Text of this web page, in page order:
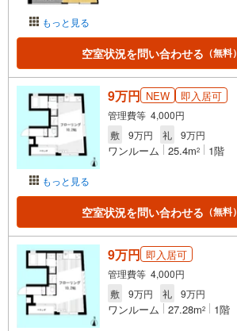
もっと見る
空室状況を問い合わせる （無料）
もっと見る
9万円 NEW 即入居可
管理費等 4,000円
敷
9万円 礼 9万円
ワンルーム 25.4m2 1階
空室状況を問い合わせる （無料）
9万円 即入居可
管理費等 4,000円
敷
9万円 礼 9万円
ワンルーム 27.28m2 1階